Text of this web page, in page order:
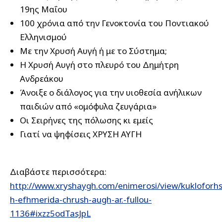
19ης Μαΐου
100 χρόνια από την Γενοκτονία του Ποντιακού
Ελληνισμού
Με την Χρυσή Αυγή ή με το Σύστημα;
Η Χρυσή Αυγή στο πλευρό του Δημήτρη
Ανδρεάκου
Άνοιξε ο διάλογος για την υιοθεσία ανήλικων
παιδιών από «ομόφυλα ζευγάρια»
Οι Σειρήνες της πόλωσης κι εμείς
Γιατί να ψηφίσεις ΧΡΥΣΗ ΑΥΓΗ
Διαβάστε περισσότερα:
http://www.xryshaygh.com/enimerosi/view/
h-efhmerida-chrush-augh-ar.-fullou-
1136#ixzz5odTasJpL